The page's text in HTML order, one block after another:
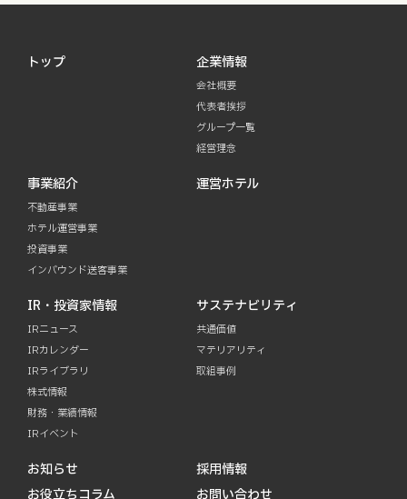
トップ 企業情報
会社概要
代表者挨拶
グループ一覧
経営理念
事業紹介
不動産事業
ホテル運営事業
投資事業
インバウンド送客事業
運営ホテル
IR・投資家情報
IRニュース
IRカレンダー
IRライブラリ
株式情報
財務・業績情報
IRイベント
サステナビリティ
共通価値
マテリアリティ
取組事例
お知らせ
お役立ちコラム
採用情報
お問い合わせ